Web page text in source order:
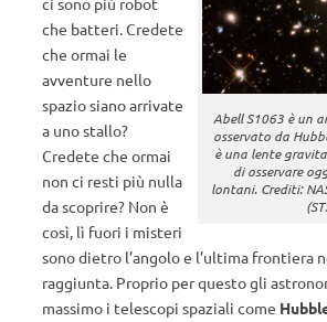
Abell S1063 è un
osservato da
è una lente
di osservare
lontani. Crediti:
che batteri. Credete
che ormai le
avventure nello
spazio siano arrivate
a uno stallo?
Credete che ormai
non ci resti più nulla
da scoprire? Non è
così, lì fuori i misteri
sono dietro l’angolo e l’ultima frontiera
raggiunta. Proprio per questo gli
massimo i telescopi spaziali come